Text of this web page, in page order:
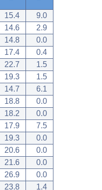
15.4
9.0
14.6
2.9
14.8
0.0
17.4
0.4
22.7
1.5
19.3
1.5
14.7
6.1
18.8
0.0
18.2
0.0
17.9
7.5
19.3
0.0
20.6
0.0
21.6
0.0
26.9
0.0
23.8 1.4